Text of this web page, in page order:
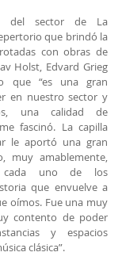
del sector de La
que brindó la
con obras de
Holst, Edvard Grieg
que “es una gran
en nuestro sector y
una calidad de
fascinó. La capilla
le aportó una gran
muy amablemente,
cada uno de los
que envuelve a
oímos. Fue una muy
contento de poder
y espacios
clásica”.